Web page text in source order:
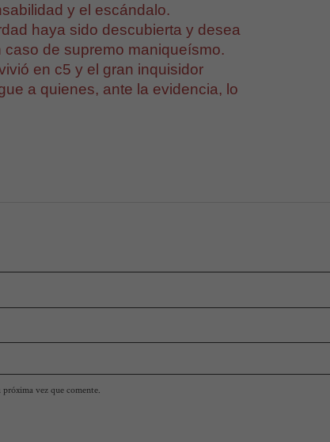
y el escándalo.
haya sido descubierta y desea
de supremo maniqueísmo.
en c5 y el gran inquisidor
a quienes, ante la evidencia, lo
vez que comente.